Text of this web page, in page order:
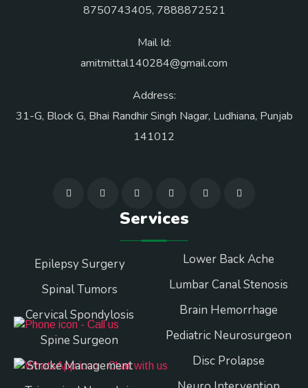
8750743405, 7888872521
Mail Id:
amitmittal140284@gmail.com
Address:
31-G, Block G, Bhai Randhir Singh Nagar, Ludhiana, Punjab
141012
Services
Epilepsy Surgery
Spinal Tumors
Cervical Spondylosis
Spine Surgeon
Stroke Management
Lower Back Ache
Lumbar Canal Stenosis
Brain Hemorrhage
Pediatric Neurosurgeon
Disc Prolapse